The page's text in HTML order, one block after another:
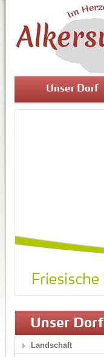
Unser Dorf
Unser Dorf
Landschaft